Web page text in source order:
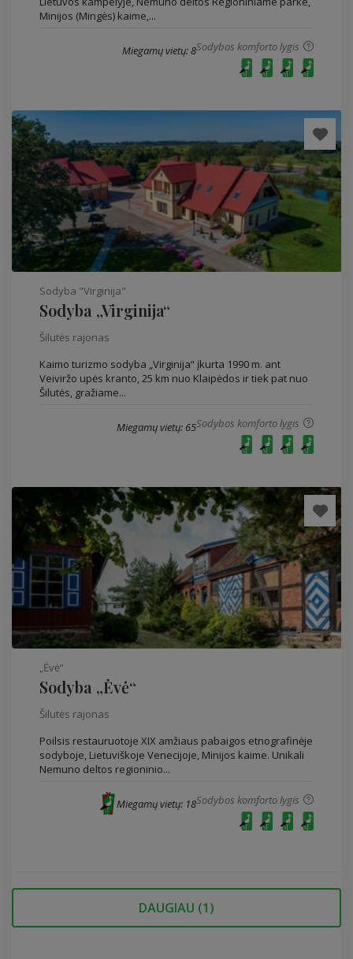
Minijos (Mingės) kaime,...
Sodybos komforto lygis
Miegamų vietų: 8
Sodyba "Virginija"
Sodyba „Virginija“
Šilutės rajonas
Kaimo turizmo sodyba „Virginija“ įkurta 1990 m. ant
Veiviržo upės kranto, 25 km nuo Klaipėdos ir tiek pat nuo
Šilutės, gražiame...
Sodybos komforto lygis
Miegamų vietų: 65
„Ėvė“
Sodyba „Ėvė“
Šilutės rajonas
Poilsis restauruotoje XIX amžiaus pabaigos etnografinėje
sodyboje, Lietuviškoje Venecijoje, Minijos kaime. Unikali
Nemuno deltos regioninio...
Sodybos komforto lygis
Miegamų vietų: 18
DAUGIAU (1)